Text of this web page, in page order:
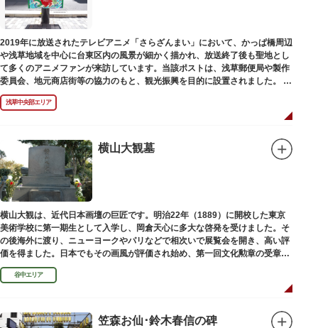
に名所・旧跡があります。七福神をめぐる途中、これらの名跡も訪ねながら
江戸文化の面影を偲んでみてはいかがでしょうか。
御利益にあやかりながらの散策は、福徳と心の安らぎを与えてくれることで
しょう。
2019年に放送されたテレビアニメ「さらざんまい」において、かっぱ橋周辺
や浅草地域を中心に台東区内の風景が細かく描かれ、放送終了後も聖地とし
て多くのアニメファンが来訪しています。当該ポストは、浅草郵便局や製作
委員会、地元商店街等の協力のもと、観光振興を目的に設置されました。
<「さらざんまい」監督の幾原邦彦氏のコメント>
「実在する風景を舞台として制作したキャラクターたちが、このような形で
地域の方々にも受け入れていただけて大変嬉しいです。聖地巡礼のシンボル
設置年月日:令和3年3月10日
浅草中央部エリア
横山大観墓
横山大観は、近代日本画壇の巨匠です。明治22年（1889）に開校した東京
美術学校に第一期生として入学し、岡倉天心に多大な啓発を受けました。そ
の後海外に渡り、ニューヨークやパリなどで相次いで展覧会を開き、高い評
価を得ました。日本でもその画風が評価され始め、第一回文化勲章の受章者
となりました。お墓は谷中霊園にあります。
谷中エリア
笠森お仙･鈴木春信の碑